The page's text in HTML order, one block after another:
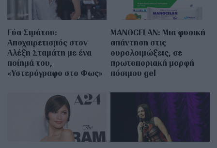
Εύα Σιμάτου:
Αποχαιρετισμός στον
Αλέξη Σταμάτη με ένα
ποίημά του,
«Υστερόγραφο στο Φως»
MANOCELAN: Μια φυσική
απάντηση στις
ουρολοιμώξεις, σε
πρωτοποριακή μορφή
πόσιμου gel